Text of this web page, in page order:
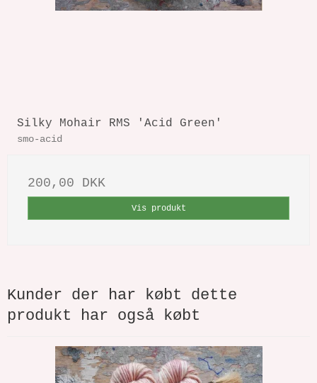
Silky Mohair RMS 'Acid Green'
smo-acid
200,00 DKK
Vis produkt
Kunder der har købt dette
produkt har også købt